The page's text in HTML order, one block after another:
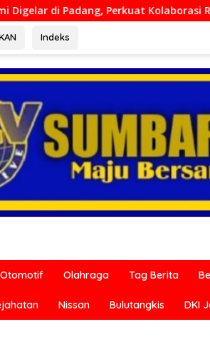
Kolaborasi Riset Islam Bertaraf
Indeks
Otomotif Olahraga Tag Berita
Nissan Bulutangkis DKI